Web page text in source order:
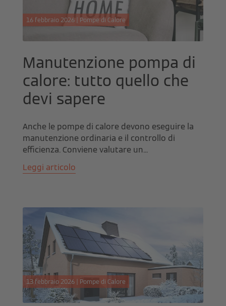
16 febbraio 2026 | Pompe di Calore
Manutenzione pompa di
calore: tutto quello che
devi sapere
Anche le pompe di calore devono eseguire la
manutenzione ordinaria e il controllo di
efficienza. Conviene valutare un...
Leggi articolo
13 febbraio 2026 | Pompe di Calore